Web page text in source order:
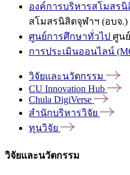
องค์การบริหารสโมสรนิ
สโมสรนิสิตจุฬาฯ (อบจ.)
ศูนย์การศึกษาทั่วไป ศูน
การประเมินออนไลน์
วิจัยและนวัตกรรม
CU Innovation Hub
Chula DigiVerse
สำนักบริหารวิจัย
ทุนวิจัย
วิจัยและนวัตกรรม